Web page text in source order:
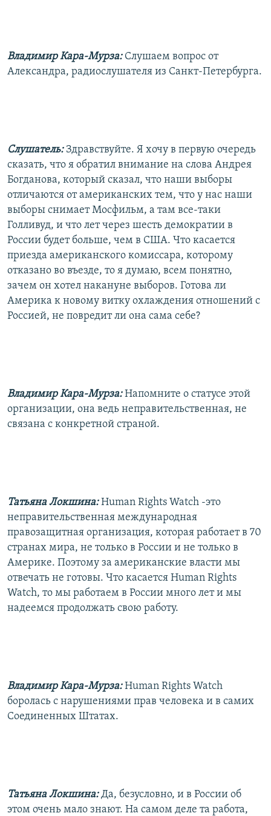
Владимир Кара-Мурза: Слушаем вопрос от
Александра, радиослушателя из Санкт-Петербурга.
Слушатель: Здравствуйте. Я хочу в первую очередь
сказать, что я обратил внимание на слова Андрея
Богданова, который сказал, что наши выборы
отличаются от американских тем, что у нас наши
выборы снимает Мосфильм, а там все-таки
Голливуд, и что лет через шесть демократии в
России будет больше, чем в США. Что касается
приезда американского комиссара, которому
отказано во въезде, то я думаю, всем понятно,
зачем он хотел накануне выборов. Готова ли
Америка к новому витку охлаждения отношений с
Россией, не повредит ли она сама себе?
Владимир Кара-Мурза:Напомните о статусе этой
организации, она ведь неправительственная, не
связана с конкретной страной.
Татьяна Локшина:Human Rights Watch -это
неправительственная международная
правозащитная организация, которая работает в 70
странах мира, не только в России и не только в
Америке. Поэтому за американские власти мы
отвечать не готовы. Что касается Human Rights
Watch, то мы работаем в России много лет и мы
надеемся продолжать свою работу.
Владимир Кара-Мурза:Human Rights Watch
боролась с нарушениями прав человека и в самих
Соединенных Штатах.
Татьяна Локшина:Да, безусловно, и в России об
этом очень мало знают. На самом деле та работа,